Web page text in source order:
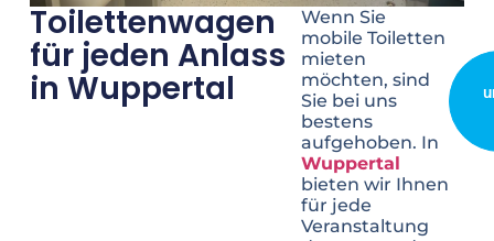
Toilettenwagen
für jeden Anlass
in Wuppertal
Wenn Sie
mobile Toiletten
mieten
möchten, sind
Sie bei uns
bestens
aufgehoben. In
Wuppertal
bieten wir Ihnen
für jede
Veranstaltung